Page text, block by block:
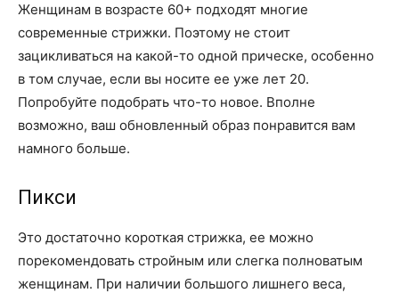
Женщинам в возрасте 60+ подходят многие
современные стрижки. Поэтому не стоит
зацикливаться на какой-то одной прическе, особенно
в том случае, если вы носите ее уже лет 20.
Попробуйте подобрать что-то новое. Вполне
возможно, ваш обновленный образ понравится вам
намного больше.
Пикси
Это достаточно короткая стрижка, ее можно
порекомендовать стройным или слегка полноватым
женщинам. При наличии большого лишнего веса,